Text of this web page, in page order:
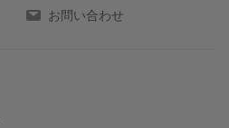
お問い合わせ